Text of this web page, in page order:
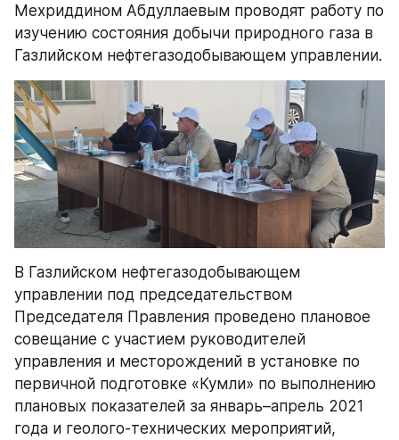
Мехриддином Абдуллаевым проводят работу по
изучению состояния добычи природного газа в
Газлийском нефтегазодобывающем управлении.
В Газлийском нефтегазодобывающем
управлении под председательством
Председателя Правления проведено плановое
совещание с участием руководителей
управления и месторождений в установке по
первичной подготовке «Кумли» по выполнению
плановых показателей за январь–апрель 2021
года и геолого-технических мероприятий,